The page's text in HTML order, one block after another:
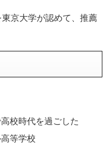
京大学が認めて、推薦
校時代を過ごした
等学校